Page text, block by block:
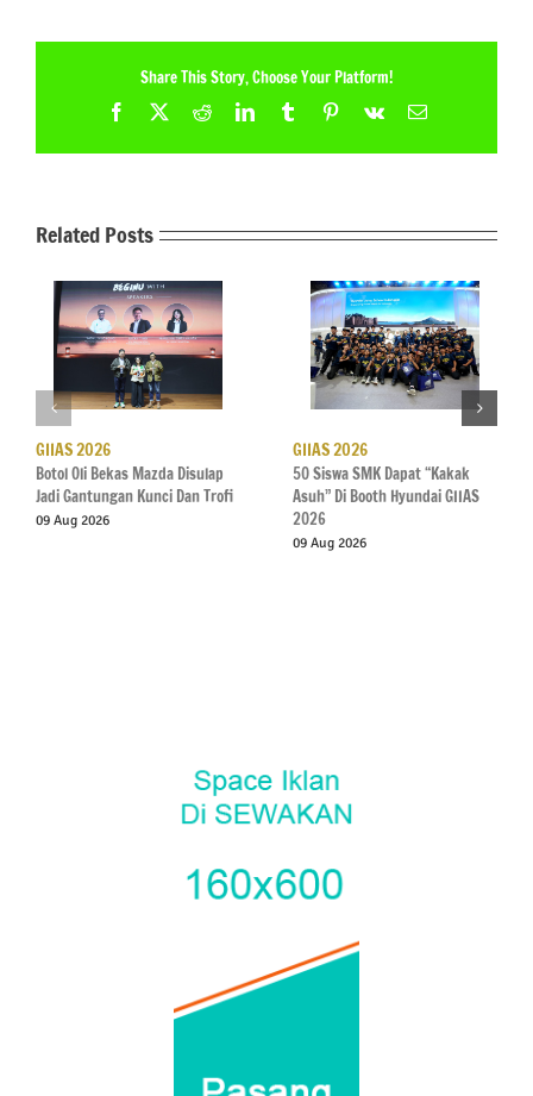
Share This Story, Choose Your Platform!
Facebook
X RedditLinkedInTumblrPinterest
Vk Email
Related Posts
GIIAS 2026
Botol Oli Bekas Mazda Disulap
Jadi Gantungan Kunci Dan Trofi
09 Aug 2026
GIIAS 2026
50 Siswa SMK Dapat “Kakak
Asuh” Di Booth Hyundai GIIAS
2026
09 Aug 2026